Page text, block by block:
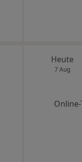
Heute
7 Aug